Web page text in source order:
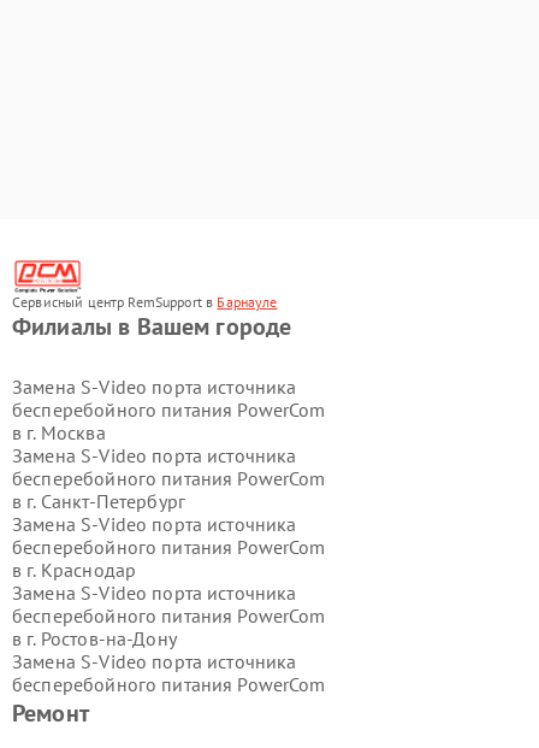
Сервисный центр RemSupport в Барнауле
Ремонт
Филиалы в Вашем городе
Замена S-Video порта источника
бесперебойного питания PowerCom
в г. Москва
Замена S-Video порта источника
бесперебойного питания PowerCom
в г. Санкт-Петербург
Замена S-Video порта источника
бесперебойного питания PowerCom
в г. Краснодар
Замена S-Video порта источника
бесперебойного питания PowerCom
в г. Ростов-на-Дону
Замена S-Video порта источника
бесперебойного питания PowerCom
в г.Нижний Новгород